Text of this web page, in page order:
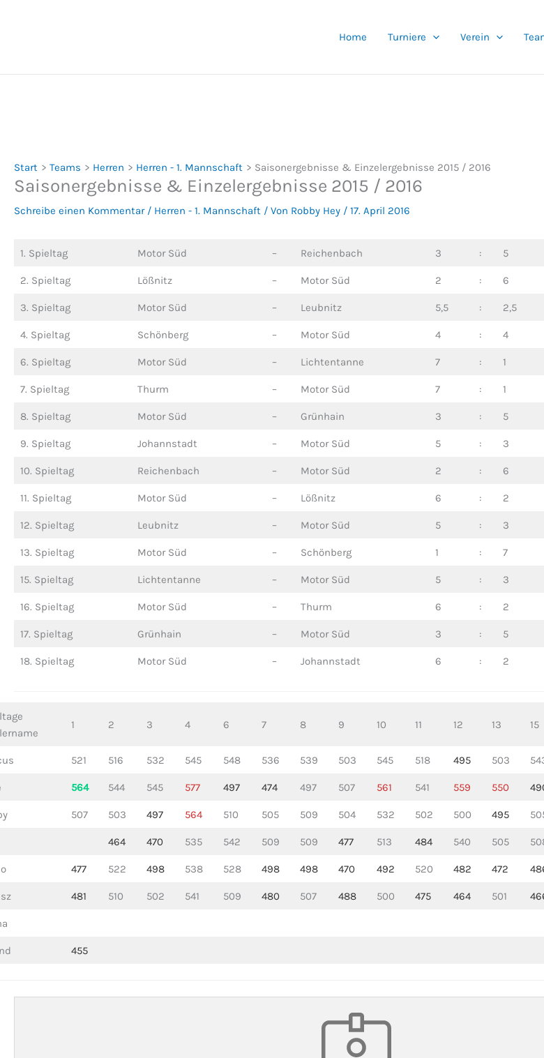
Home Turniere Verein
Start Teams Herren Herren - 1. Mannschaft Saisonergebnisse & Einzelergebnisse 2015 / 2016
Saisonergebnisse & Einzelergebnisse 2015 / 2016
Schreibe einen Kommentar / Herren - 1. Mannschaft / Von Robby Hey / 17. April 2016
1. Spieltag Motor Süd – Reichenbach 3 : 5
2. Spieltag Lößnitz – Motor Süd 2 : 6
3. Spieltag Motor Süd – Leubnitz 5,5 : 2,5
4. Spieltag Schönberg – Motor Süd 4 : 4
6. Spieltag Motor Süd – Lichtentanne 7 : 1
7. Spieltag Thurm – Motor Süd 7 : 1
8. Spieltag Motor Süd – Grünhain 3 : 5
9. Spieltag Johannstadt – Motor Süd 5 : 3
10. Spieltag Reichenbach – Motor Süd 2 : 6
11. Spieltag Motor Süd – Lößnitz 6 : 2
12. Spieltag Leubnitz – Motor Süd 5 : 3
13. Spieltag Motor Süd – Schönberg 1 : 7
15. Spieltag Lichtentanne – Motor Süd 5 : 3
16. Spieltag Motor Süd – Thurm 6 : 2
17. Spieltag Grünhain – Motor Süd 3 : 5
18. Spieltag Motor Süd – Johannstadt 6 : 2
1 2 3 4 6 7 8 9 10 11 12 13 15
521 516 532 545 548 536 539 503 545 518 495 503
564 544 545 577 497 474 497 507 561 541 559 550
507 503 497 564 510 505 509 504 532 502 500 495
464 470 535 542 509 509 477 513 484 540 505
477 522 498 538 528 498 498 470 492 520 482 472
481 510 502 541 509 480 507 488 500 475 464 501
455